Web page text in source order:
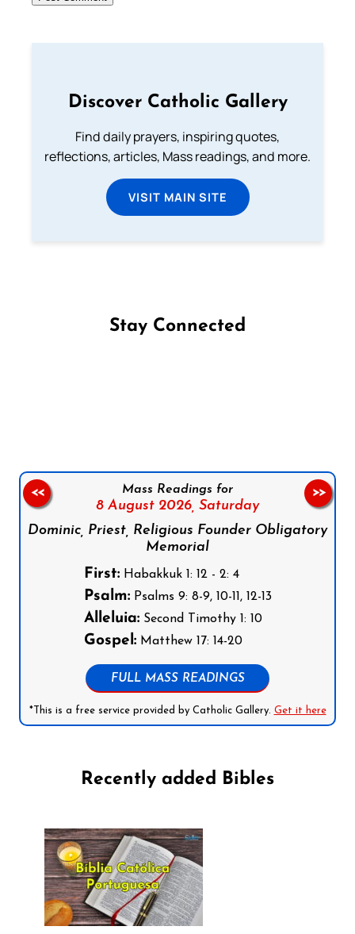
Discover Catholic Gallery
Find daily prayers, inspiring quotes,
reflections, articles, Mass readings, and more.
VISIT MAIN SITE
Stay Connected
Mass Readings for
8 August 2026, Saturday
Dominic, Priest, Religious Founder Obligatory
Memorial
First:Habakkuk 1: 12 - 2: 4
Psalm:Psalms 9: 8-9, 10-11, 12-13
Alleluia:Second Timothy 1: 10
Gospel:Matthew 17: 14-20
FULL MASS READINGS
*This is a free service provided by Catholic Gallery. Get it here
<< >>
Recently added Bibles